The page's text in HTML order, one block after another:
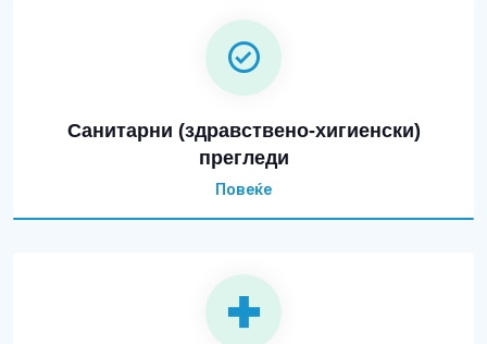
Санитарни (здравствено-хигиенски)
прегледи
Повеќе